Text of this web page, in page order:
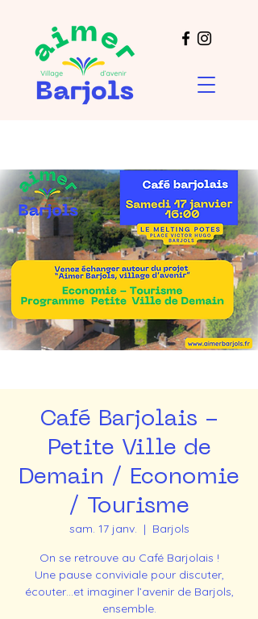
Café Barjolais -
Petite Ville de
Demain / Economie
/ Tourisme
sam. 17 janv.
  |
Barjols
On se retrouve au Café Barjolais !
Une pause conviviale pour discuter,
écouter…et imaginer l’avenir de Barjols,
ensemble.